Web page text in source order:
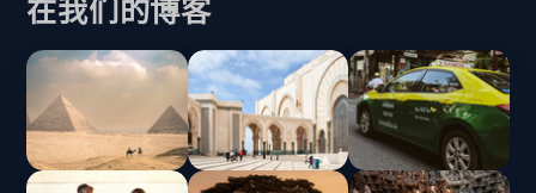
在我们的博客